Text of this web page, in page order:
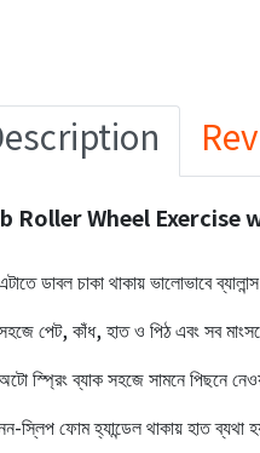
Roller Wheel
ডাবল চাকা থাকায় ভালোভাবে
পেট, কাঁধ, হাত ও পিঠ এবং সব
স্প্রিং ব্যাক সহজে সামনে পিছনে
স্লিপ ফোম হ্যান্ডেল থাকায় হাত ব্যথা